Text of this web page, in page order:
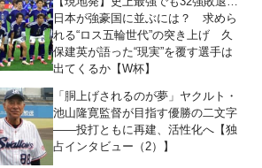
日本が強豪国に並ぶには？ 求めら
れる“ロス五輪世代”の突き上げ 久
保建英が語った“現実”を覆す選手は
出てくるか【W杯】
「胴上げされるのが夢」ヤクルト・
池山隆寛監督が目指す優勝の二文字
――投打ともに再建、活性化へ【独
占インタビュー（2）】